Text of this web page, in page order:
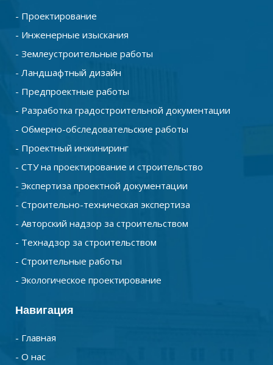
- Проектирование
- Инженерные изыскания
- Землеустроительные работы
- Ландшафтный дизайн
- Предпроектные работы
- Разработка градостроительной документации
- Обмерно-обследовательские работы
- Проектный инжиниринг
- СТУ на проектирование и строительство
- Экспертиза проектной документации
- Строительно-техническая экспертиза
- Авторский надзор за строительством
- Технадзор за строительством
- Строительные работы
- Экологическое проектирование
Навигация
- Главная
- О нас